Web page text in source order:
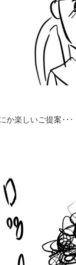
か楽しいご提案･･･